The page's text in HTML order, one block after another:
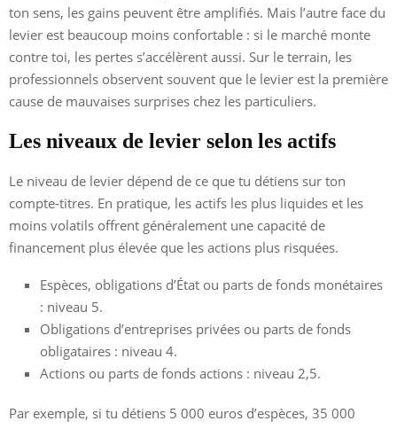
ton sens, les gains peuvent être amplifiés. Mais l’autre face du
levier est beaucoup moins confortable : si le marché monte
contre toi, les pertes s’accélèrent aussi. Sur le terrain, les
professionnels observent souvent que le levier est la première
cause de mauvaises surprises chez les particuliers.
Les niveaux de levier selon les actifs
Le niveau de levier dépend de ce que tu détiens sur ton
compte-titres. En pratique, les actifs les plus liquides et les
moins volatils offrent généralement une capacité de
financement plus élevée que les actions plus risquées.
Espèces, obligations d’État ou parts de fonds monétaires
: niveau 5.
Obligations d’entreprises privées ou parts de fonds
obligataires : niveau 4.
Actions ou parts de fonds actions : niveau 2,5.
Par exemple, si tu détiens 5 000 euros d’espèces, 35 000